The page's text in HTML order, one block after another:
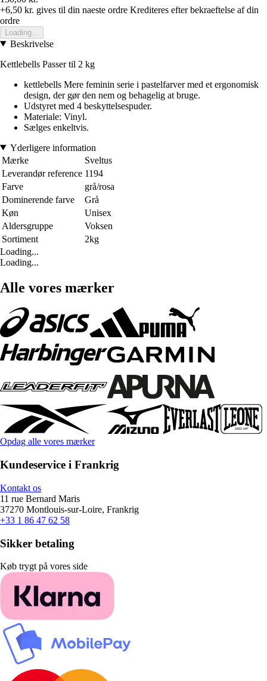
+6,50 kr. gives til din naeste ordre Krediteres efter bekraeftelse af din
ordre
Loading...
Beskrivelse
Kettlebells Passer til 2 kg
kettlebells Mere feminin serie i pastelfarver med et ergonomisk
design, der gør den nem og behagelig at bruge.
Udstyret med 4 beskyttelsespuder.
Materiale: Vinyl.
Sælges enkeltvis.
Yderligere information
Mærke
Sveltus
Leverandør reference 1194
Farve
grå/rosa
Dominerende farve
Grå
Køn
Unisex
Aldersgruppe
Voksen
Sortiment
2kg
Loading...
Loading...
Alle vores mærker
Opdag alle vores mærker
Kundeservice i Frankrig
Kontakt os
11 rue Bernard Maris
37270 Montlouis-sur-Loire, Frankrig
+33 1 86 47 62 58
Sikker betaling
Køb trygt på vores side